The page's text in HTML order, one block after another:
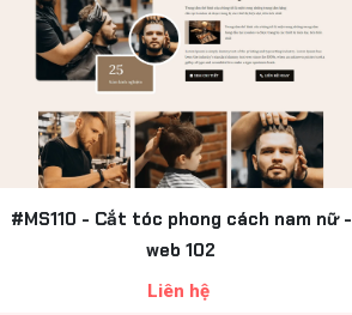
#MS110 - Cắt tóc phong cách nam nữ -
web 102
Liên hệ